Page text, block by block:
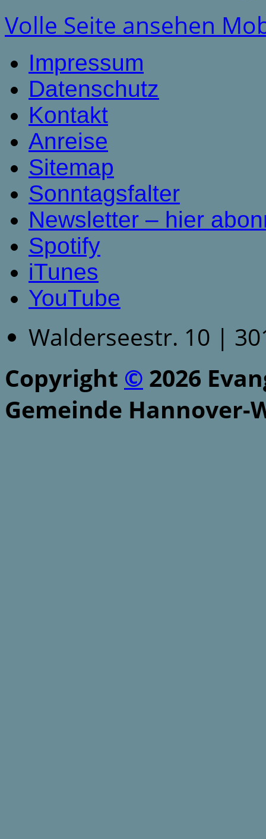
Volle Seite ansehen
Impressum
Datenschutz
Kontakt
Anreise
Sitemap
Sonntagsfalter
Newsletter – hier
Spotify
iTunes
YouTube
Walderseestr. 10 |
Copyright © 2026
Gemeinde Hannover-